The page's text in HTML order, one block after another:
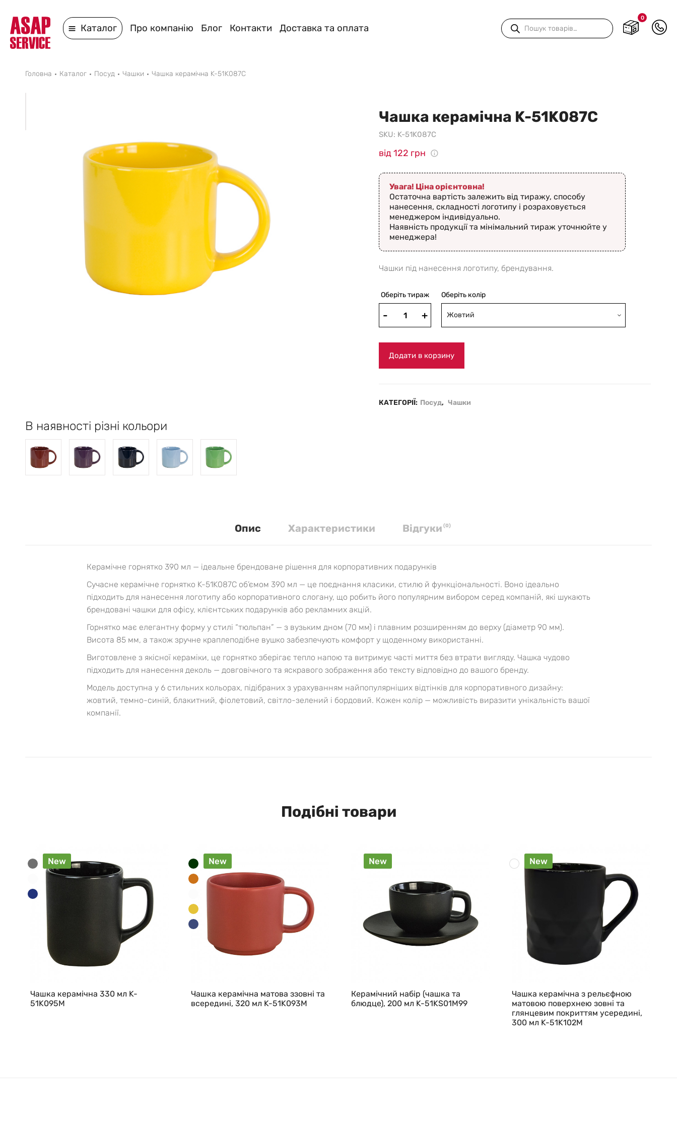
Каталог Про компанію Блог Контакти Доставка та оплата
Пошук
товарів
0
Головна Каталог Посуд Чашки Чашка керамічна K-51K087C
Чашка керамічна K-51K087C
SKU: K-51K087C
від 122 грн
Увага! Ціна орієнтовна!
Остаточна вартість залежить від тиражу, способу
нанесення, складності логотипу і розраховується
менеджером індивідуально.
Наявність продукції та мінімальний тираж уточнюйте у
менеджера!
Чашки під нанесення логотипу, брендування.
Оберіть тираж Оберіть колір
Жовтий
Додати в корзину
КАТЕГОРІЇ: Посуд, Чашки
В наявності різні кольори
Опис Характеристики Вiдгуки (0)
Керамічне горнятко 390 мл — ідеальне брендоване рішення для корпоративних подарунків
Сучасне керамічне горнятко K-51K087C об’ємом 390 мл — це поєднання класики, стилю й функціональності. Воно ідеально
підходить для нанесення логотипу або корпоративного слогану, що робить його популярним вибором серед компаній, які шукають
брендовані чашки для офісу, клієнтських подарунків або рекламних акцій.
Горнятко має елегантну форму у стилі “тюльпан” — з вузьким дном (70 мм) і плавним розширенням до верху (діаметр 90 мм).
Висота 85 мм, а також зручне краплеподібне вушко забезпечують комфорт у щоденному використанні.
Виготовлене з якісної кераміки, це горнятко зберігає тепло напою та витримує часті миття без втрати вигляду. Чашка чудово
підходить для нанесення деколь — довговічного та яскравого зображення або тексту відповідно до вашого бренду.
Модель доступна у 6 стильних кольорах, підібраних з урахуванням найпопулярніших відтінків для корпоративного дизайну:
жовтий, темно-синій, блакитний, фіолетовий, світло-зелений і бордовий. Кожен колір — можливість виразити унікальність вашої
компанії.
Подібні товари
New
Чашка керамічна 330 мл K-
51K095M
New
Чашка керамічна матова ззовні та
всередині, 320 мл K-51K093M
New
Керамічний набір (чашка та
блюдце), 200 мл K-51KS01M99
New
Чашка керамічна з рельєфною
матовою поверхнею зовні та
глянцевим покриттям усередині,
300 мл K-51K102M